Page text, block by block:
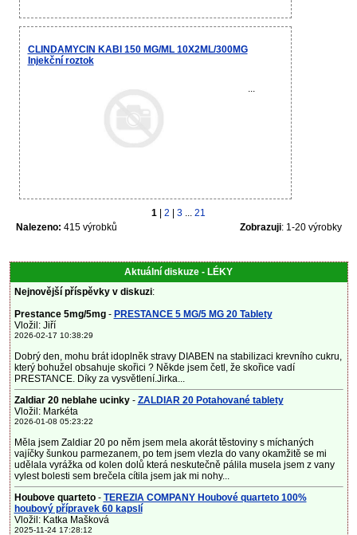
CLINDAMYCIN KABI 150 MG/ML 10X2ML/300MG
Injekční roztok
...
1 2 3 ... 21
Nalezeno: 415 výrobků Zobrazuji: 1-20 výrobky
Aktuální diskuze - LÉKY
Nejnovější příspěvky v diskuzi:
Prestance 5mg/5mg- PRESTANCE 5 MG/5 MG 20 Tablety
Vložil: Jiří
2026-02-17 10:38:29
Dobrý den, mohu brát idoplněk stravy DIABEN na stabilizaci krevního cukru,
který bohužel obsahuje skořici ? Někde jsem četl, že skořice vadí
PRESTANCE. Díky za vysvětlení.Jirka...
Zaldiar 20 neblahe ucinky- ZALDIAR 20 Potahované tablety
Vložil: Markéta
2026-01-08 05:23:22
Měla jsem Zaldiar 20 po něm jsem mela akorát těstoviny s míchaných
vajíčky šunkou parmezanem, po tem jsem vlezla do vany okamžitě se mi
udělala vyrážka od kolen dolů která neskutečně pálila musela jsem z vany
vylest bolesti sem brečela cítila jsem jak mi nohy...
Houbove quarteto- TEREZIA COMPANY Houbové quarteto 100%
houbový přípravek 60 kapslí
Vložil: Katka Mašková
2025-11-24 17:28:12